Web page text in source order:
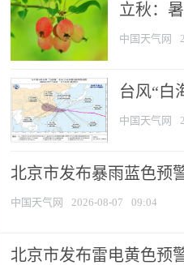
立秋：
中国天气网
台风“白
中国天气网
北京市发布暴雨蓝色预
中国天气网 2026-08-07 09:04
北京市发布雷电黄色预